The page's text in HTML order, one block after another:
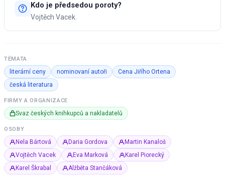
Kdo je předsedou poroty?
Vojtěch Vacek.
TÉMATA
literární ceny nominovaní autoři
Cena Jiřího Ortena
česká literatura
FIRMY A ORGANIZACE
Svaz českých knihkupců a nakladatelů
OSOBY
Nela Bártová Daria Gordova
Martin Kanaloš
Vojtěch Vacek
Eva Marková
Karel Piorecký
Karel Škrabal
Alžběta Stančáková